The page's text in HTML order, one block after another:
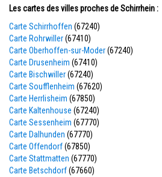
Les cartes des villes proches de Schirrhein :
Carte Schirrhoffen (67240)
Carte Rohrwiller(67410)
Carte Oberhoffen-sur-Moder(67240)
Carte Drusenheim (67410)
Carte Bischwiller(67240)
Carte Soufflenheim (67620)
Carte Herrlisheim (67850)
Carte Kaltenhouse (67240)
Carte Sessenheim (67770)
Carte Dalhunden (67770)
Carte Offendorf(67850)
Carte Stattmatten (67770)
Carte Betschdorf(67660)